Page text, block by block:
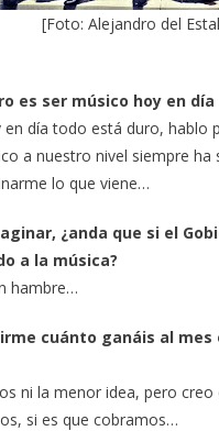
[Foto: Alejandro del
es ser músico hoy en día
en día todo está duro, hablo
a nuestro nivel siempre
lo que viene…
¿anda que si el
a la música?
hambre…
cuánto ganáis al mes
ni la menor idea, pero creo
si es que cobramos…